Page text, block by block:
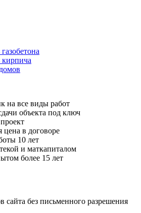
кирпича
на все виды работ
объекта под ключ
в договоре
10 лет
и маткапиталом
более 15 лет
сайта без письменного разрешения